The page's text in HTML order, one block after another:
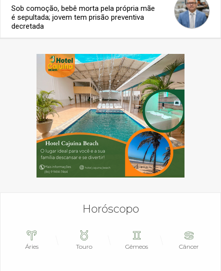
Sob comoção, bebê morta pela própria mãe
é sepultada; jovem tem prisão preventiva
decretada
Horóscopo
Áries Touro Gêmeos Câncer